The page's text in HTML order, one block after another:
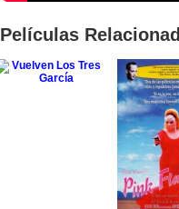
Películas